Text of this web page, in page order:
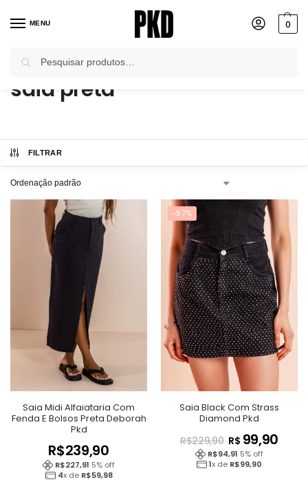
MENU 0
Início / Produtos marcados com a tag “saia preta”
saia preta
FILTRAR
Saia Midi Alfaiataria Com
Fenda E Bolsos Preta Deborah
Pkd
R$239,90
R$227,91 5% off
4x de R$59,98
-57%
Saia Black Com Strass
Diamond Pkd
R$229,90 R$ 99,90
R$94,91 5% off
1x de R$99,90